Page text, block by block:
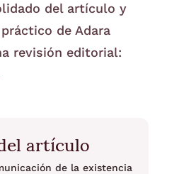
del artículo y
de Adara
revisión editorial:
artículo
de la existencia